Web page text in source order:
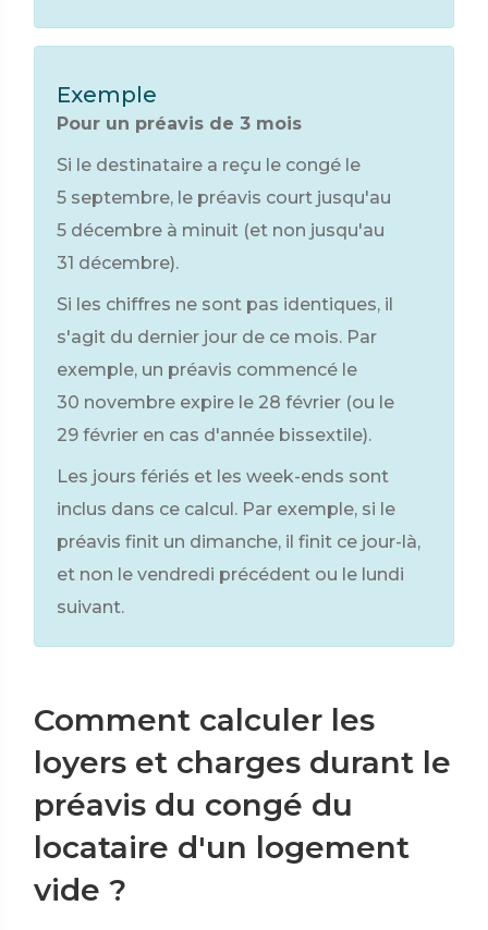
Exemple
Pour un préavis de 3 mois
Si le destinataire a reçu le congé le
5 septembre, le préavis court jusqu'au
5 décembre à minuit (et non jusqu'au
31 décembre).
Si les chiffres ne sont pas identiques, il
s'agit du dernier jour de ce mois. Par
exemple, un préavis commencé le
30 novembre expire le 28 février (ou le
29 février en cas d'année bissextile).
Les jours fériés et les week-ends sont
inclus dans ce calcul. Par exemple, si le
préavis finit un dimanche, il finit ce jour-là,
et non le vendredi précédent ou le lundi
suivant.
Comment calculer les
loyers et charges durant le
préavis du congé du
locataire d'un logement
vide ?